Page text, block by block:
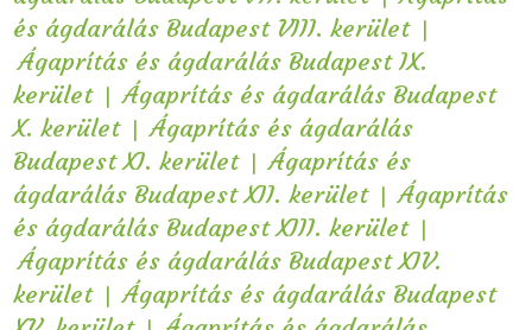
és ágdarálás Budapest VIII. kerület |
Ágaprítás és ágdarálás Budapest IX.
kerület | Ágaprítás és ágdarálás Budapest
X. kerület | Ágaprítás és ágdarálás
Budapest XI. kerület | Ágaprítás és
ágdarálás Budapest XII. kerület | Ágaprítás
és ágdarálás Budapest XIII. kerület |
Ágaprítás és ágdarálás Budapest XIV.
kerület | Ágaprítás és ágdarálás Budapest